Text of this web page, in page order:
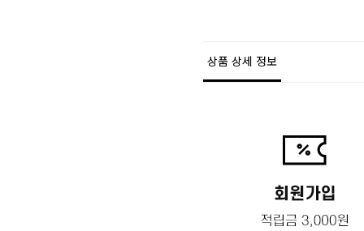
상품 상세 정보